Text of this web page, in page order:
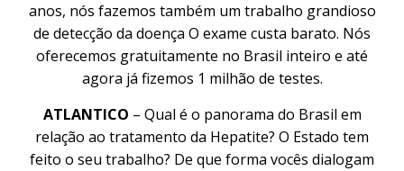
anos, nós fazemos também um trabalho grandioso
de detecção da doença O exame custa barato. Nós
oferecemos gratuitamente no Brasil inteiro e até
agora já fizemos 1 milhão de testes.
ATLANTICO – Qual é o panorama do Brasil em
relação ao tratamento da Hepatite? O Estado tem
feito o seu trabalho? De que forma vocês dialogam